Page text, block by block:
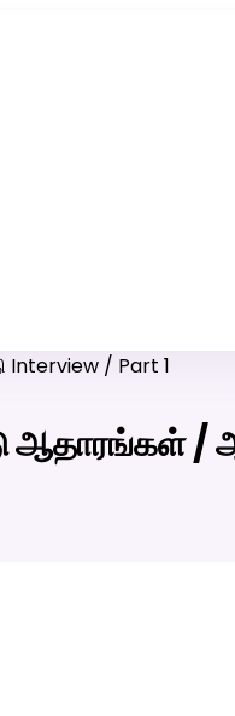
/ Part 1
ஆதாரங்கள் /
100% இலவச திருமண